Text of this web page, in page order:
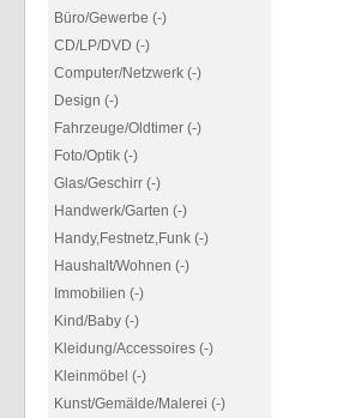
Büro/Gewerbe (-)
CD/LP/DVD (-)
Computer/Netzwerk (-)
Design (-)
Fahrzeuge/Oldtimer (-)
Foto/Optik (-)
Glas/Geschirr (-)
Handwerk/Garten (-)
Handy,Festnetz,Funk (-)
Haushalt/Wohnen (-)
Immobilien (-)
Kind/Baby (-)
Kleidung/Accessoires (-)
Kleinmöbel (-)
Kunst/Gemälde/Malerei (-)